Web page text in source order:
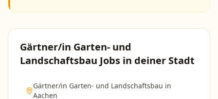
Gärtner/in Garten- und
Landschaftsbau Jobs in deiner Stadt
Gärtner/in Garten- und Landschaftsbau in
Aachen